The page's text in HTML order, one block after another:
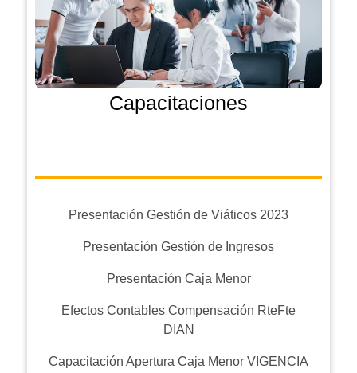
Capacitaciones
Presentación Gestión de Viáticos 2023
Presentación Gestión de Ingresos
Presentación Caja Menor
Efectos Contables Compensación RteFte
DIAN
Capacitación Apertura Caja Menor VIGENCIA